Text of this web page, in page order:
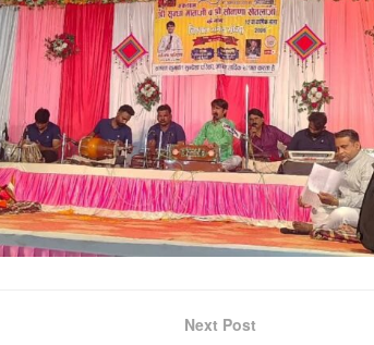
Next Post